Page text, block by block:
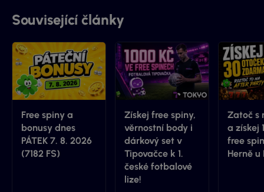
Související články
Free spiny a
bonusy dnes
PÁTEK 7. 8. 2026
(7182 FS)
Získej free spiny,
věrnostní body i
dárkový set v
Tipovačce k 1.
české fotbalové
lize!
Zatoč s
a získej
free
Herně u